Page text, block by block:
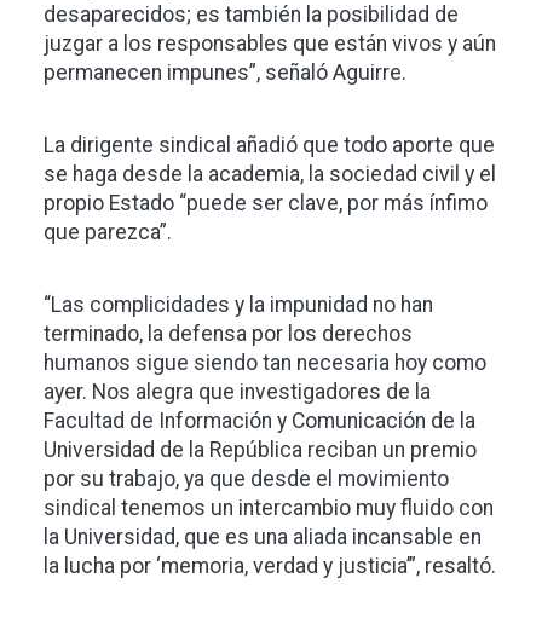
desaparecidos; es también la posibilidad de
juzgar a los responsables que están vivos y aún
permanecen impunes”, señaló Aguirre.
La dirigente sindical añadió que todo aporte que
se haga desde la academia, la sociedad civil y el
propio Estado “puede ser clave, por más ínfimo
que parezca”.
“Las complicidades y la impunidad no han
terminado, la defensa por los derechos
humanos sigue siendo tan necesaria hoy como
ayer. Nos alegra que investigadores de la
Facultad de Información y Comunicación de la
Universidad de la República reciban un premio
por su trabajo, ya que desde el movimiento
sindical tenemos un intercambio muy fluido con
la Universidad, que es una aliada incansable en
la lucha por ‘memoria, verdad y justicia’”, resaltó.